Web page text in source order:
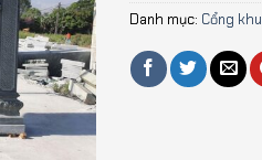
Danh mục: Cổng